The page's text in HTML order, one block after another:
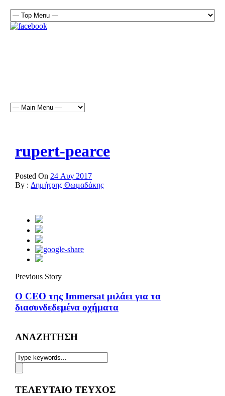
rupert-pearce
Posted On 24 Αυγ 2017
By : Δημήτρης Θωμαδάκης
Previous Story
Ο CEO της Immersat μιλάει για τα
διασυνδεδεμένα οχήματα
ΑΝΑΖΗΤΗΣΗ
ΤΕΛΕΥΤΑΙΟ ΤΕΥΧΟΣ